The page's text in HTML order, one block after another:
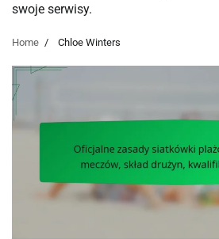
swoje serwisy.
Home Chloe Winters